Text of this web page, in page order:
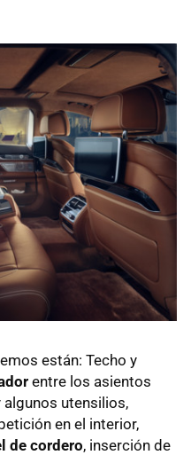
están: Techo y
entre los asientos
utensilios,
en el interior,
de cordero, inserción de